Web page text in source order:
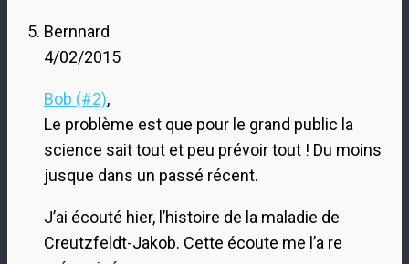
Bernnard
4/02/2015
Bob (#2),
Le problème est que pour le grand public la
science sait tout et peu prévoir tout ! Du moins
jusque dans un passé récent.
J’ai écouté hier, l’histoire de la maladie de
Creutzfeldt-Jakob. Cette écoute me l’a re